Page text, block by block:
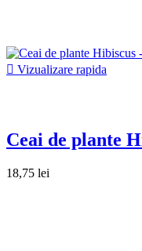
 Vizualizare rapida
Ceai de plante
18,75 lei